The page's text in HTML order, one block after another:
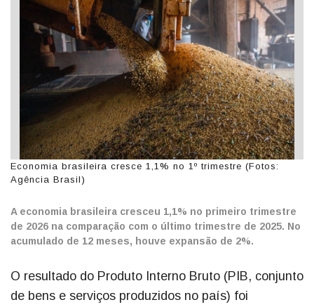
Economia brasileira cresce 1,1% no 1º trimestre (Fotos:
Agência Brasil)
A economia brasileira cresceu 1,1% no primeiro trimestre
de 2026 na comparação com o último trimestre de 2025. No
acumulado de 12 meses, houve expansão de 2%.
O resultado do Produto Interno Bruto (PIB, conjunto
de bens e serviços produzidos no país) foi